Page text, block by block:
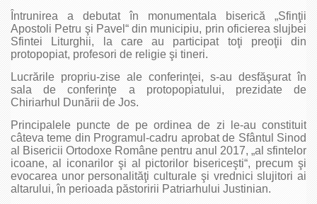
Întrunirea a debutat în monumentala biserică „Sfinţii
Apostoli Petru şi Pavel“ din municipiu, prin oficierea slujbei
Sfintei Liturghii, la care au participat toţi preoţii din
protopopiat, profesori de religie şi tineri.
Lucrările propriu-zise ale conferinţei, s-au desfăşurat în
sala de conferinţe a protopopiatului, prezidate de
Chiriarhul Dunării de Jos.
Principalele puncte de pe ordinea de zi le-au constituit
câteva teme din Programul-cadru aprobat de Sfântul Sinod
al Bisericii Ortodoxe Române pentru anul 2017, „al sfintelor
icoane, al iconarilor şi al pictorilor bisericeşti“, precum şi
evocarea unor personalităţi culturale şi vrednici slujitori ai
altarului, în perioada păstoririi Patriarhului Justinian.